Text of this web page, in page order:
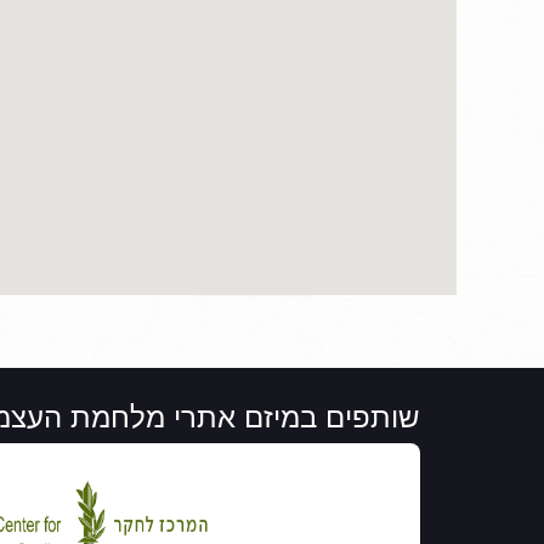
שותפים במיזם אתרי מלחמת